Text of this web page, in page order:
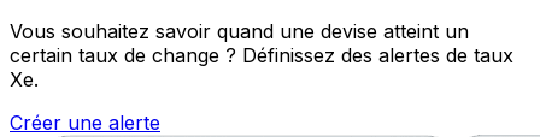
Vous souhaitez savoir quand une devise atteint un
certain taux de change ? Définissez des alertes de taux
Xe.
Créer une alerte